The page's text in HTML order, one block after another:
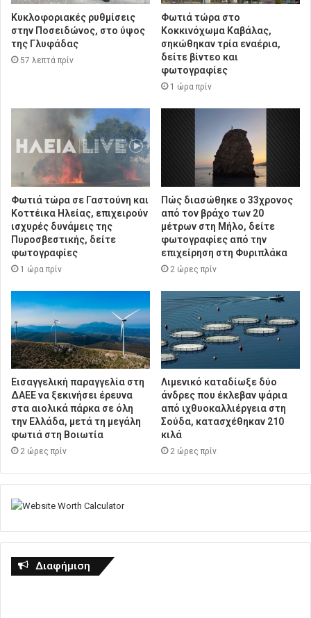
Κυκλοφοριακές ρυθμίσεις
στην Ποσειδώνος, στο ύψος
της Γλυφάδας
57 λεπτά πρίν
Φωτιά τώρα στο
Κοκκινόχωμα Καβάλας,
σηκώθηκαν τρία εναέρια,
δείτε βίντεο και
φωτογραφίες
1 ώρα πρίν
Φωτιά τώρα σε Γαστούνη και
Κοττέικα Ηλείας, επιχειρούν
ισχυρές δυνάμεις της
Πυροσβεστικής, δείτε
φωτογραφίες
1 ώρα πρίν
Πώς διασώθηκε ο 33χρονος
από τον βράχο των 20
μέτρων στη Μήλο, δείτε
φωτογραφίες από την
επιχείρηση στη Φυριπλάκα
2 ώρες πρίν
Εισαγγελική παραγγελία στη
ΔΑΕΕ να ξεκινήσει έρευνα
στα αιολικά πάρκα σε όλη
την Ελλάδα, μετά τη μεγάλη
φωτιά στη Βοιωτία
2 ώρες πρίν
Λιμενικό καταδίωξε δύο
άνδρες που έκλεβαν ψάρια
από ιχθυοκαλλιέργεια στη
Σούδα, κατασχέθηκαν 210
κιλά
2 ώρες πρίν
Διαφήμιση